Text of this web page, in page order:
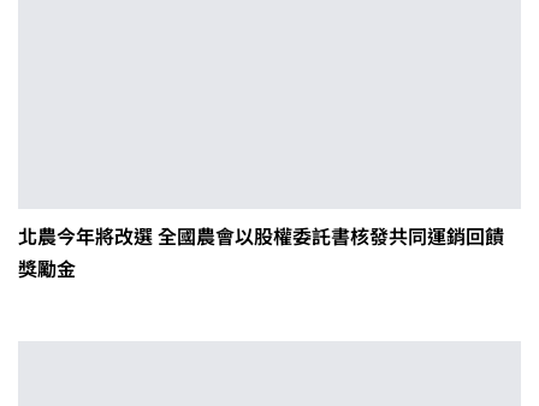
北農今年將改選 全國農會以股權委託書核發共同運銷回饋
獎勵金